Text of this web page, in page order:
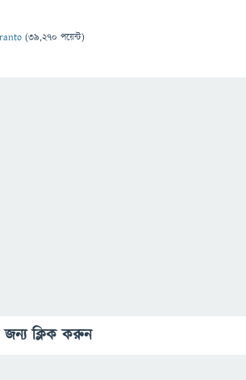
(39,270 পয়েন্ট)
ক্লিক করুন